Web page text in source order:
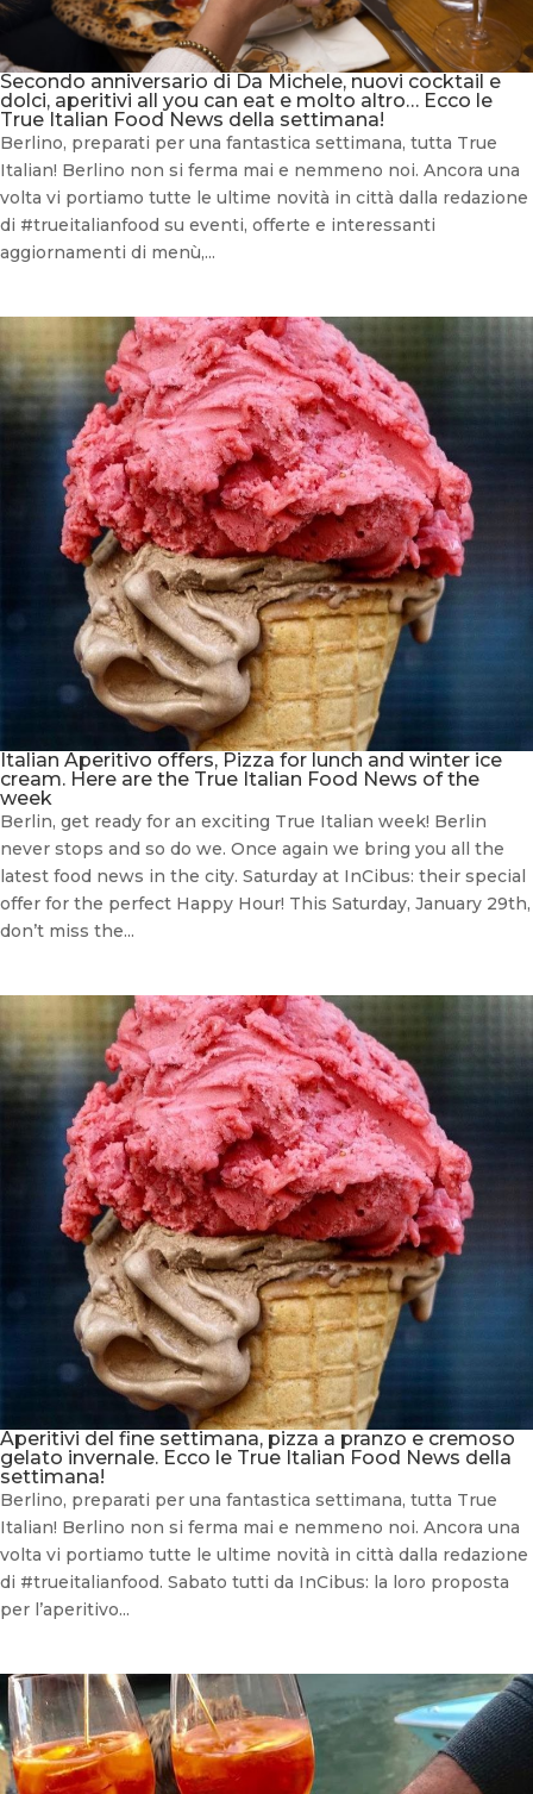
Secondo anniversario di Da Michele, nuovi cocktail e
dolci, aperitivi all you can eat e molto altro… Ecco le
True Italian Food News della settimana!
Berlino, preparati per una fantastica settimana, tutta True
Italian! Berlino non si ferma mai e nemmeno noi. Ancora una
volta vi portiamo tutte le ultime novità in città dalla redazione
di #trueitalianfood su eventi, offerte e interessanti
aggiornamenti di menù,...
Italian Aperitivo offers, Pizza for lunch and winter ice
cream. Here are the True Italian Food News of the
week
Berlin, get ready for an exciting True Italian week! Berlin
never stops and so do we. Once again we bring you all the
latest food news in the city. Saturday at InCibus: their special
offer for the perfect Happy Hour! This Saturday, January 29th,
don’t miss the...
Aperitivi del fine settimana, pizza a pranzo e cremoso
gelato invernale. Ecco le True Italian Food News della
settimana!
Berlino, preparati per una fantastica settimana, tutta True
Italian! Berlino non si ferma mai e nemmeno noi. Ancora una
volta vi portiamo tutte le ultime novità in città dalla redazione
di #trueitalianfood. Sabato tutti da InCibus: la loro proposta
per l’aperitivo...